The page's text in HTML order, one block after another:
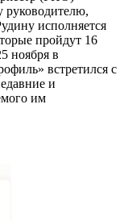
руководителю,
исполняется
пройдут 16
ноября в
встретился с
и
им